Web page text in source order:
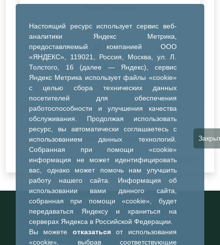
Настоящий ресурс использует сервис веб-
аналитики Яндекс Метрика,
предоставляемый компанией ООО
«ЯНДЕКС», 119021, Россия, Москва, ул. Л.
Толстого, 16 (далее — Яндекс), сервис
Яндекс Метрика использует файлы «cookie»
с целью сбора технических данных
посетителей для обеспечения
работоспособности и улучшения качества
обслуживания. Продолжая использовать
ресурс, вы автоматически соглашаетесь с
использованием данных технологий.
Собранная при помощи «cookie»
информация не может идентифицировать
вас, однако может помочь нам улучшить
работу нашего сайта. Информация об
использовании вами данного сайта,
собранная при помощи «cookie», будет
передаваться Яндексу и храниться на
серверах Яндекса в Российской Федерации.
Вы можете отказатьсяот использования
«cookie», выбрав соответствующие
ДК Синтез
ДК Речник
ДК Водник
Иное
Очистить все фильтры
Информационный портал города
Тобольска
При использовании материалов ссылка на
портал обязательна
©2023-2026